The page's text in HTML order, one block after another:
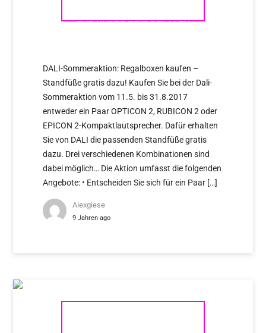
FÜR KURZE ZEIT BEI ALEX
DALI-Sommeraktion: Regalboxen kaufen –
Standfüße gratis dazu! Kaufen Sie bei der Dali-
Sommeraktion vom 11.5. bis 31.8.2017
entweder ein Paar OPTICON 2, RUBICON 2 oder
EPICON 2-Kompaktlautsprecher. Dafür erhalten
Sie von DALI die passenden Standfüße gratis
dazu. Drei verschiedenen Kombinationen sind
dabei möglich… Die Aktion umfasst die folgenden
Angebote: • Entscheiden Sie sich für ein Paar […]
Alexgiese
9 Jahren ago